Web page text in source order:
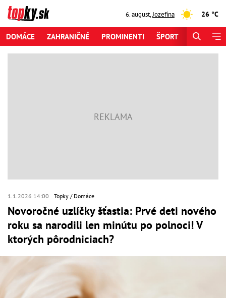
6. august,Jozefína 26 °C
DOMÁCE ZAHRANIČNÉ PROMINENTI ŠPORT
1.1.2026 14:00 Topky Domáce
Novoročné uzlíčky šťastia: Prvé deti nového
roku sa narodili len minútu po polnoci! V
ktorých pôrodniciach?